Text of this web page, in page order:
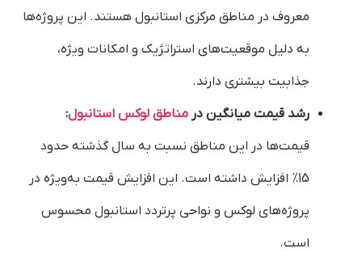
معروف در مناطق مرکزی استانبول هستند. این پروژه‌ها
به دلیل موقعیت‌های استراتژیک و امکانات ویژه،
جذابیت بیشتری دارند.
رشد قیمت میانگین در مناطق لوکس استانبول:
قیمت‌ها در این مناطق نسبت به سال گذشته حدود
15% افزایش داشته است. این افزایش قیمت به‌ویژه در
پروژه‌های لوکس و نواحی پرتردد استانبول محسوس
است.